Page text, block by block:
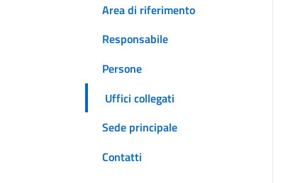
Area di riferimento
Responsabile
Persone
Uffici collegati
Sede principale
Contatti